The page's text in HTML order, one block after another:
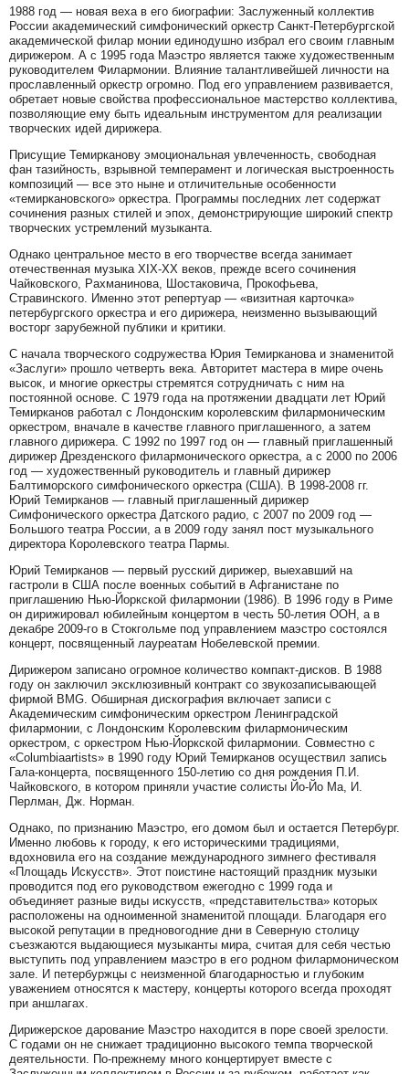
1988 год — новая веха в его биографии: Заслуженный коллектив
России академический симфонический оркестр Санкт-Петербургской
академической филар монии единодушно избрал его своим главным
дирижером. А с 1995 года Маэстро является также художественным
руководителем Филармонии. Влияние талантливейшей личности на
прославленный оркестр огромно. Под его управлением развивается,
обретает новые свойства профессиональное мастерство коллектива,
позволяющие ему быть идеальным инструментом для реализации
творческих идей дирижера.
Присущие Темирканову эмоциональная увлеченность, свободная
фан тазийность, взрывной темперамент и логическая выстроенность
композиций — все это ныне и отличительные особенности
«темиркановского» оркестра. Программы последних лет содержат
сочинения разных стилей и эпох, демонстрирующие широкий спектр
творческих устремлений музыканта.
Однако центральное место в его творчестве всегда занимает
отечественная музыка XIX-XX веков, прежде всего сочинения
Чайковского, Рахманинова, Шостаковича, Прокофьева,
Стравинского. Именно этот репертуар — «визитная карточка»
петербургского оркестра и его дирижера, неизменно вызывающий
восторг зарубежной публики и критики.
С начала творческого содружества Юрия Темирканова и знаменитой
«Заслуги» прошло четверть века. Авторитет мастера в мире очень
высок, и многие оркестры стремятся сотрудничать с ним на
постоянной основе. С 1979 года на протяжении двадцати лет Юрий
Темирканов работал с Лондонским королевским филармоническим
оркестром, вначале в качестве главного приглашенного, а затем
главного дирижера. С 1992 по 1997 год он — главный приглашенный
дирижер Дрезденского филармонического оркестра, а с 2000 по 2006
год — художественный руководитель и главный дирижер
Балтиморского симфонического оркестра (США). В 1998-2008 гг.
Юрий Темирканов — главный приглашенный дирижер
Симфонического оркестра Датского радио, с 2007 по 2009 год —
Большого театра России, а в 2009 году занял пост музыкального
директора Королевского театра Пармы.
Юрий Темирканов — первый русский дирижер, выехавший на
гастроли в США после военных событий в Афганистане по
приглашению Нью-Йоркской филармонии (1986). В 1996 году в Риме
он дирижировал юбилейным концертом в честь 50-летия ООН, а в
декабре 2009-го в Стокгольме под управлением маэстро состоялся
концерт, посвященный лауреатам Нобелевской премии.
Дирижером записано огромное количество компакт-дисков. В 1988
году он заключил эксклюзивный контракт со звукозаписывающей
фирмой ВМG. Обширная дискография включает записи с
Академическим симфоническим оркестром Ленинградской
филармонии, с Лондонским Королевским филармоническим
оркестром, с оркестром Нью-Йоркской филармонии. Совместно с
«Соlumbiaartists» в 1990 году Юрий Темирканов осуществил запись
Гала-концерта, посвященного 150-летию со дня рождения П.И.
Чайковского, в котором приняли участие солисты Йо-Йо Ма, И.
Перлман, Дж. Норман.
Однако, по признанию Маэстро, его домом был и остается Петербург.
Именно любовь к городу, к его историческими традициями,
вдохновила его на создание международного зимнего фестиваля
«Площадь Искусств». Этот поистине настоящий праздник музыки
проводится под его руководством ежегодно с 1999 года и
объединяет разные виды искусств, «представительства» которых
расположены на одноименной знаменитой площади. Благодаря его
высокой репутации в предновогодние дни в Северную столицу
съезжаются выдающиеся музыканты мира, считая для себя честью
выступить под управлением маэстро в его родном филармоническом
зале. И петербуржцы с неизменной благодарностью и глубоким
уважением относятся к мастеру, концерты которого всегда проходят
при аншлагах.
Дирижерское дарование Маэстро находится в поре своей зрелости.
С годами он не снижает традиционно высокого темпа творческой
деятельности. По-прежнему много концертирует вместе с